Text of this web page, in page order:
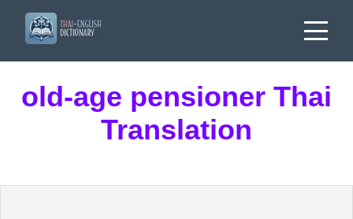
old-age pensioner Thai
Translation